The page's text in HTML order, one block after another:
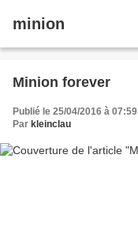
minion
Minion forever
Publié le 25/04/2016 à 07:59
Par kleinclau